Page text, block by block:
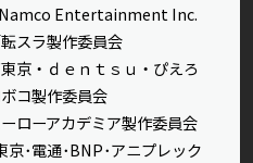
Entertainment Inc.
スラ製作委員会
京・ｄｅｎｔｓｕ・ぴえろ
コ製作委員会
ローアカデミア製作委員会
･電通･BNP･アニプレック